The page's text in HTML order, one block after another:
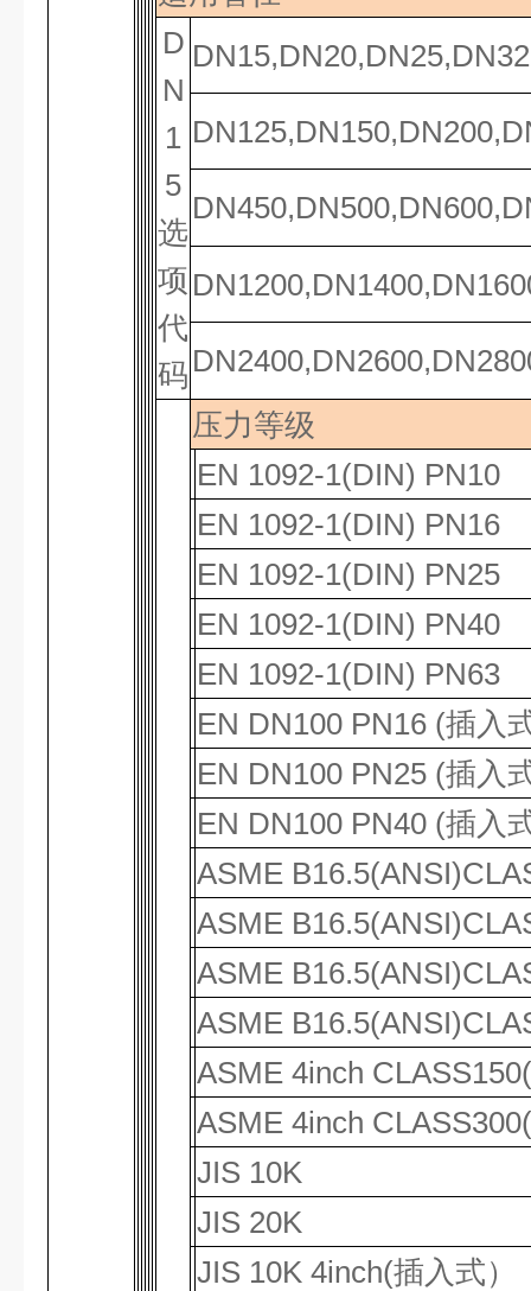
D
N
1
5
选
项
代
码
压力等级
EN 1092-1(DIN) PN10
EN 1092-1(DIN) PN16
EN 1092-1(DIN) PN25
EN 1092-1(DIN) PN40
EN 1092-1(DIN) PN63
EN DN100 PN16 (插入
EN DN100 PN25 (插入
EN DN100 PN40 (插入
ASME
ASME
ASME
ASME
ASME 4inch CLASS150(
ASME 4inch CLASS300(
JIS 10K
JIS 20K
JIS 10K 4inch(插入式）